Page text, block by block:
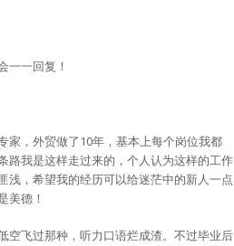
一一回复！
家，外贸做了10年，基本上每个岗位我都
路我是这样走过来的，个人认为这样的工作
浅，希望我的经历可以给迷茫中的新人一点
美德！
空飞过那种，听力口语烂成渣。不过毕业后